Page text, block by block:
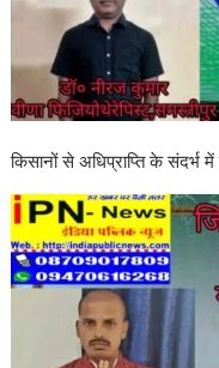
किसानों से अधिप्राप्ति के संदर्भ